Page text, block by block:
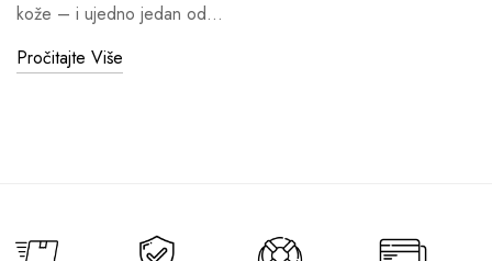
kože – i ujedno jedan od…
Pročitajte Više